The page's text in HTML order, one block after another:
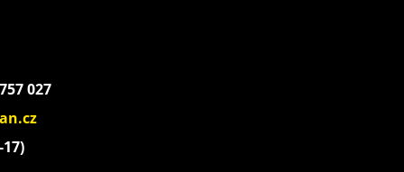
027
17)